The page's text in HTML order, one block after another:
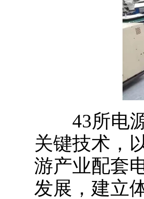
43所电源
关键技术，
游产业配套
发展，建立